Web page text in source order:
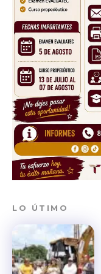
LO ÚTIMO